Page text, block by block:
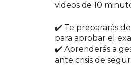
videos de 10
✔️ Te prepararás
para aprobar el
✔️ Aprenderás a
ante crisis de